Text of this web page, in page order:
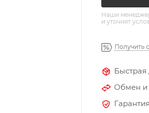
Наши
и уточнят
Получить
Обмен и